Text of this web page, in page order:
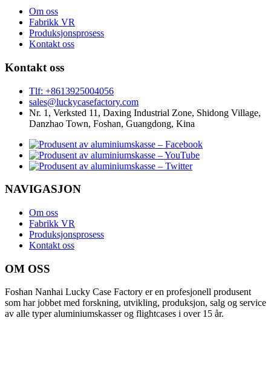
Om oss
Fabrikk VR
Produksjonsprosess
Kontakt oss
Kontakt oss
Tlf: +8613925004056
sales@luckycasefactory.com
Nr. 1, Verksted 11, Daxing Industrial Zone, Shidong Village,
Danzhao Town, Foshan, Guangdong, Kina
NAVIGASJON
Om oss
Fabrikk VR
Produksjonsprosess
Kontakt oss
OM OSS
Foshan Nanhai Lucky Case Factory er en profesjonell produsent
som har jobbet med forskning, utvikling, produksjon, salg og service
av alle typer aluminiumskasser og flightcases i over 15 år.